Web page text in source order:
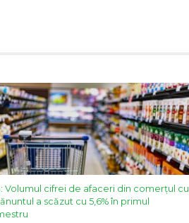
Volumul cifrei de afaceri din comerțul cu
a scăzut cu 5,6% în primul